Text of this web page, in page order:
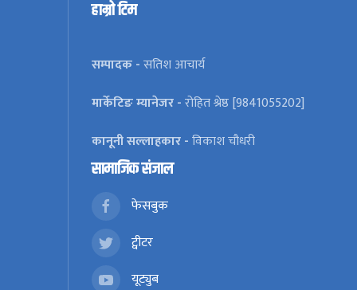
हाम्रो टिम
सम्पादक -सतिश आचार्य
मार्केटिङ म्यानेजर -रोहित श्रेष्ठ [9841055202]
कानूनी सल्लाहकार -विकाश चौधरी
सामाजिक संजाल
फेसबुक
ट्वीटर
यूट्युब